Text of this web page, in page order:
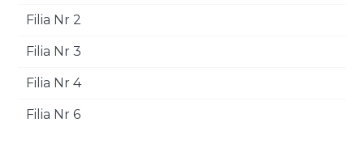
Filia Nr 2
Filia Nr 3
Filia Nr 4
Filia Nr 6